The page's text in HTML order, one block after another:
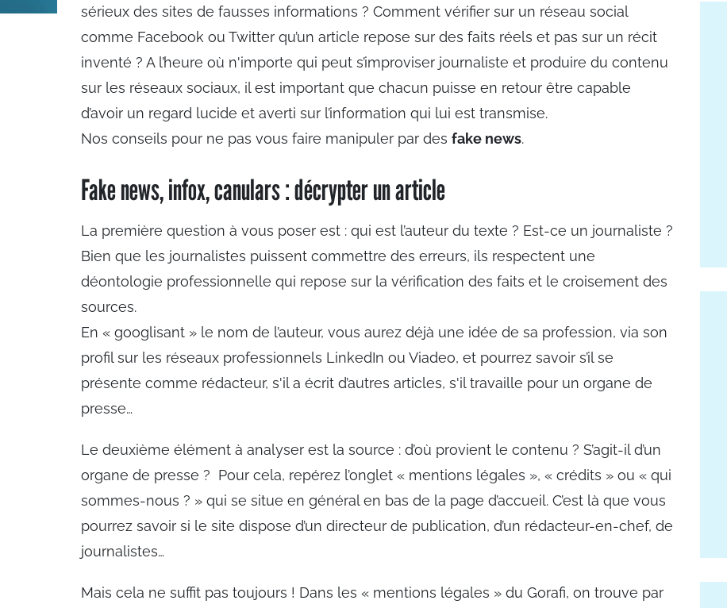
sérieux des sites de fausses informations ? Comment vérifier sur un réseau social
comme Facebook ou Twitter qu’un article repose sur des faits réels et pas sur un récit
inventé ? A l’heure où n'importe qui peut s’improviser journaliste et produire du contenu
sur les réseaux sociaux, il est important que chacun puisse en retour être capable
d’avoir un regard lucide et averti sur l’information qui lui est transmise.
Nos conseils pour ne pas vous faire manipuler par des fake news.
Fake news, infox, canulars : décrypter un article
La première question à vous poser est : qui est l’auteur du texte ? Est-ce un journaliste ?
Bien que les journalistes puissent commettre des erreurs, ils respectent une
déontologie professionnelle qui repose sur la vérification des faits et le croisement des
sources.
En « googlisant » le nom de l’auteur, vous aurez déjà une idée de sa profession, via son
profil sur les réseaux professionnels LinkedIn ou Viadeo, et pourrez savoir s’il se
présente comme rédacteur, s'il a écrit d’autres articles, s'il travaille pour un organe de
presse…
Le deuxième élément à analyser est la source : d’où provient le contenu ? S’agit-il d’un
organe de presse ? Pour cela, repérez l’onglet « mentions légales », « crédits » ou « qui
sommes-nous ? » qui se situe en général en bas de la page d’accueil. C’est là que vous
pourrez savoir si le site dispose d’un directeur de publication, d’un rédacteur-en-chef, de
journalistes…
Mais cela ne suffit pas toujours ! Dans les « mentions légales » du Gorafi, on trouve par